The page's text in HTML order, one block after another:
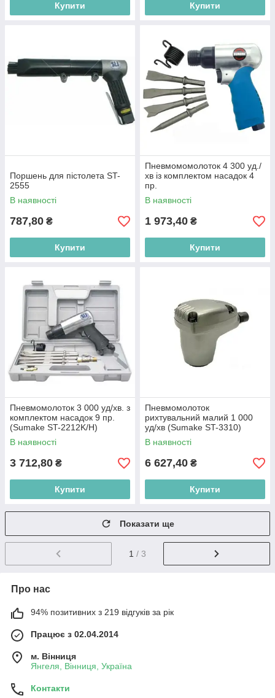
Купити Купити
Поршень для пістолета ST-
2555
В наявності
787,80 ₴
Купити
Пневмомомолоток 4 300 уд./
хв із комплектом насадок 4
пр.
В наявності
1 973,40 ₴
Купити
Пневмомолоток 3 000 уд/хв. з
комплектом насадок 9 пр.
(Sumake ST-2212K/H)
В наявності
3 712,80 ₴
Купити
Пневмомолоток
рихтувальний малий 1 000
уд/хв (Sumake ST-3310)
В наявності
6 627,40 ₴
Купити
Показати ще
1 / 3
Про нас
94% позитивних з 219 відгуків за рік
Працює з 02.04.2014
м. Вінниця
Янгеля, Вінниця, Україна
Контакти